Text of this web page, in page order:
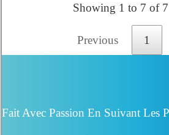
Showing 1 to 7 of 7
Previous 1
Fait Avec Passion En Suivant Les